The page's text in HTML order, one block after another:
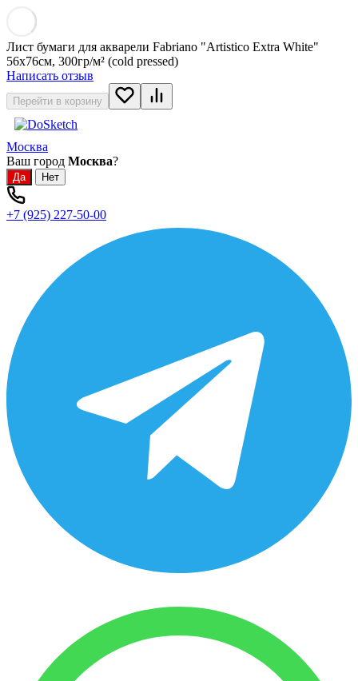
Лист бумаги для акварели Fabriano "Artistico Extra White"
56x76см, 300гр/м² (сold pressed)
Написать отзыв
Перейти в корзину
Москва
Ваш город Москва?
+7 (925) 227-50-00